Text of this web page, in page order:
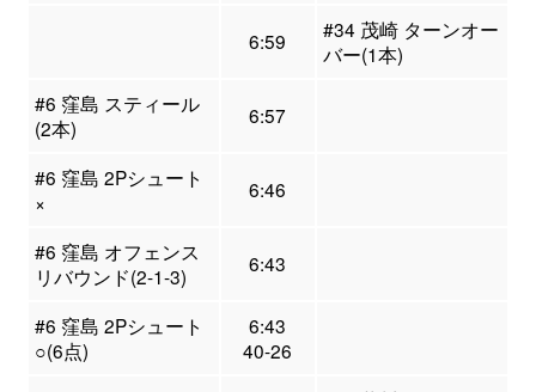
6:59
#34 茂崎 ターンオー
バー(1本)
#6 窪島 スティール
(2本)
6:57
#6 窪島 2Pシュート
×
6:46
#6 窪島 オフェンス
リバウンド(2-1-3)
6:43
#6 窪島 2Pシュート
○(6点)
6:43
40-26